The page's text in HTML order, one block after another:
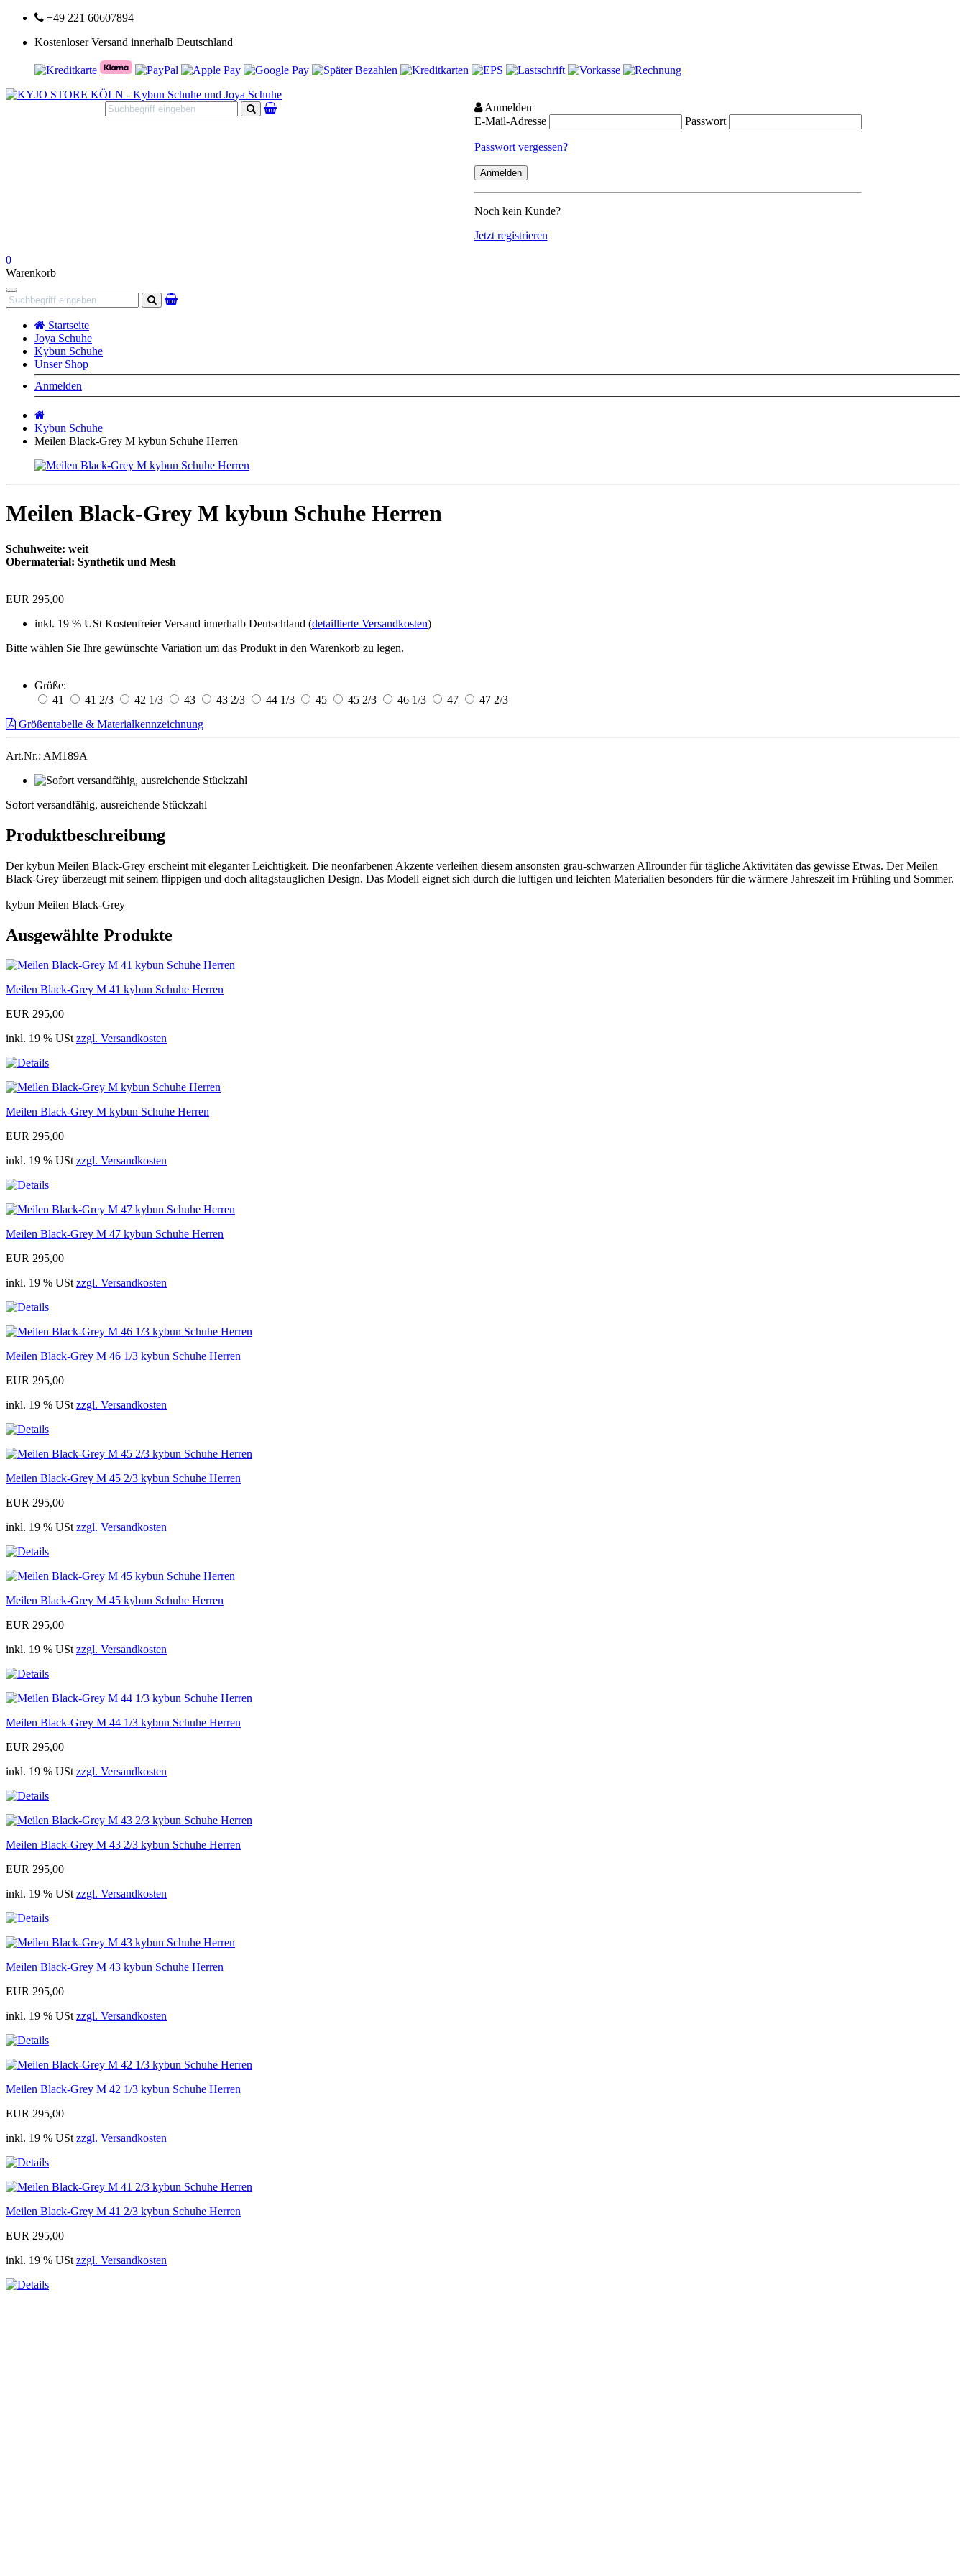
+49 221 60607894
Kostenloser Versand innerhalb Deutschland
Suchen
Anmelden
E-Mail-Adresse
Passwort
Passwort vergessen?
Noch kein Kunde?
Jetzt registrieren
0
Warenkorb
Navigation
Suchen
Startseite
Joya Schuhe
Kybun Schuhe
Unser Shop
Anmelden
Kybun Schuhe
Meilen Black-Grey M kybun Schuhe Herren
Meilen Black-Grey M kybun Schuhe Herren
Schuhweite: weit
Obermaterial: Synthetik und Mesh
EUR 295,00
inkl. 19 % USt Kostenfreier Versand innerhalb Deutschland (detaillierte Versandkosten)
Bitte wählen Sie Ihre gewünschte Variation um das Produkt in den Warenkorb zu legen.
Größe:
41
41 2/3 42 1/3 43 43 2/3 44 1/3 45 45 2/3 46 1/3 47
47 2/3
Größentabelle & Materialkennzeichnung
Art.Nr.: AM189A
Sofort versandfähig, ausreichende Stückzahl
Produktbeschreibung
Der kybun Meilen Black-Grey erscheint mit eleganter Leichtigkeit. Die neonfarbenen Akzente verleihen diesem ansonsten grau-schwarzen Allrounder für tägliche Aktivitäten das gewisse Etwas. Der Meilen
Black-Grey überzeugt mit seinem flippigen und doch alltagstauglichen Design. Das Modell eignet sich durch die luftigen und leichten Materialien besonders für die wärmere Jahreszeit im Frühling und Sommer.
kybun Meilen Black-Grey
Ausgewählte Produkte
Meilen Black-Grey M 41 kybun Schuhe Herren
EUR 295,00
inkl. 19 % UStzzgl. Versandkosten
Meilen Black-Grey M kybun Schuhe Herren
EUR 295,00
inkl. 19 % UStzzgl. Versandkosten
Meilen Black-Grey M 47 kybun Schuhe Herren
EUR 295,00
inkl. 19 % UStzzgl. Versandkosten
Meilen Black-Grey M 46 1/3 kybun Schuhe Herren
EUR 295,00
inkl. 19 % UStzzgl. Versandkosten
Meilen Black-Grey M 45 2/3 kybun Schuhe Herren
EUR 295,00
inkl. 19 % UStzzgl. Versandkosten
Meilen Black-Grey M 45 kybun Schuhe Herren
EUR 295,00
inkl. 19 % UStzzgl. Versandkosten
Meilen Black-Grey M 44 1/3 kybun Schuhe Herren
EUR 295,00
inkl. 19 % UStzzgl. Versandkosten
Meilen Black-Grey M 43 2/3 kybun Schuhe Herren
EUR 295,00
inkl. 19 % UStzzgl. Versandkosten
Meilen Black-Grey M 43 kybun Schuhe Herren
EUR 295,00
inkl. 19 % UStzzgl. Versandkosten
Meilen Black-Grey M 42 1/3 kybun Schuhe Herren
EUR 295,00
inkl. 19 % UStzzgl. Versandkosten
Meilen Black-Grey M 41 2/3 kybun Schuhe Herren
EUR 295,00
inkl. 19 % UStzzgl. Versandkosten